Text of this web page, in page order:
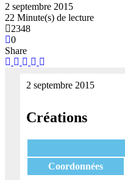
2 septembre 2015
22 Minute(s) de lecture
2348
0
Share
2 septembre 2015
Créations
Coordonnées